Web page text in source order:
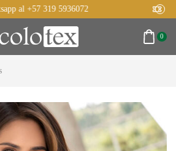
en tus compras por lanzamiento
0